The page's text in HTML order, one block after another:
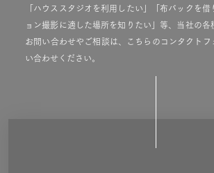
「ハウススタジオを利用したい」「布バックを
ョン撮影に適した場所を知りたい」等、当社の各
お問い合わせやご相談は、こちらのコンタクトフ
い合わせください。